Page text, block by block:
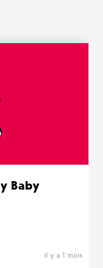
?
Baby
il y a 1 mois